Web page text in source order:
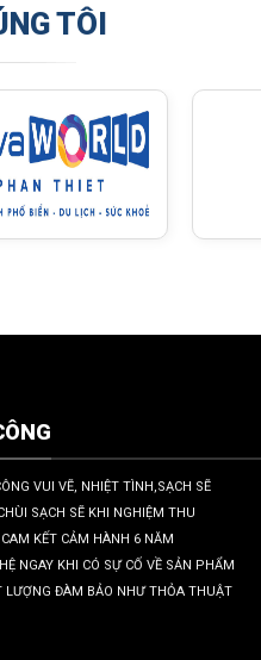
TÔI
VUI VẼ, NHIỆT TÌNH,SẠCH SẼ
SẠCH SẼ KHI NGHIỆM THU
KẾT CẢM HÀNH 6 NĂM
NGAY KHI CÓ SỰ CỐ VỀ SẢN PHẨM
LƯỢNG ĐÀM BẢO NHƯ THỎA THUẬT